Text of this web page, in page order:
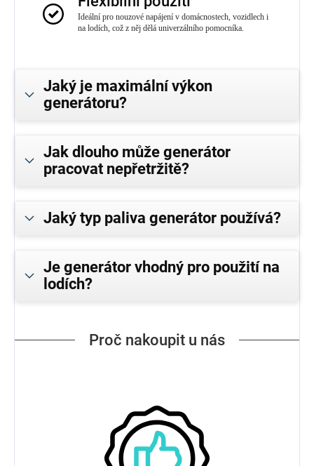
Ideální pro nouzové napájení v domácnostech, vozidlech i
na lodích, což z něj dělá univerzálního pomocníka.
Jaký je maximální výkon
generátoru?
Jak dlouho může generátor
pracovat nepřetržitě?
Jaký typ paliva generátor používá?
Je generátor vhodný pro použití na
lodích?
Proč nakoupit u nás